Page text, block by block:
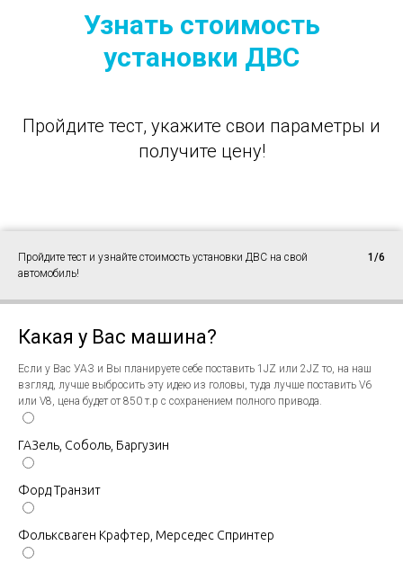
Узнать стоимость
установки ДВС
Пройдите тест, укажите свои параметры и
получите цену!
Пройдите тест и узнайте стоимость установки ДВС на свой
автомобиль!
1/6
Какая у Вас машина?
Если у Вас УАЗ и Вы планируете себе поставить 1JZ или 2JZ то, на наш
взгляд, лучше выбросить эту идею из головы, туда лучше поставить V6
или V8, цена будет от 850 т.р с сохранением полного привода.
ГАЗель, Соболь, Баргузин
Форд Транзит
Фольксваген Крафтер, Мерседес Спринтер